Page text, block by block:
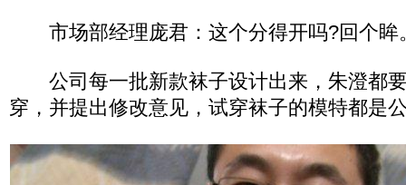
市场部经理庞君：这个分得开吗?回个眸
公司每一批新款袜子设计出来，朱澄都
穿，并提出修改意见，试穿袜子的模特都是